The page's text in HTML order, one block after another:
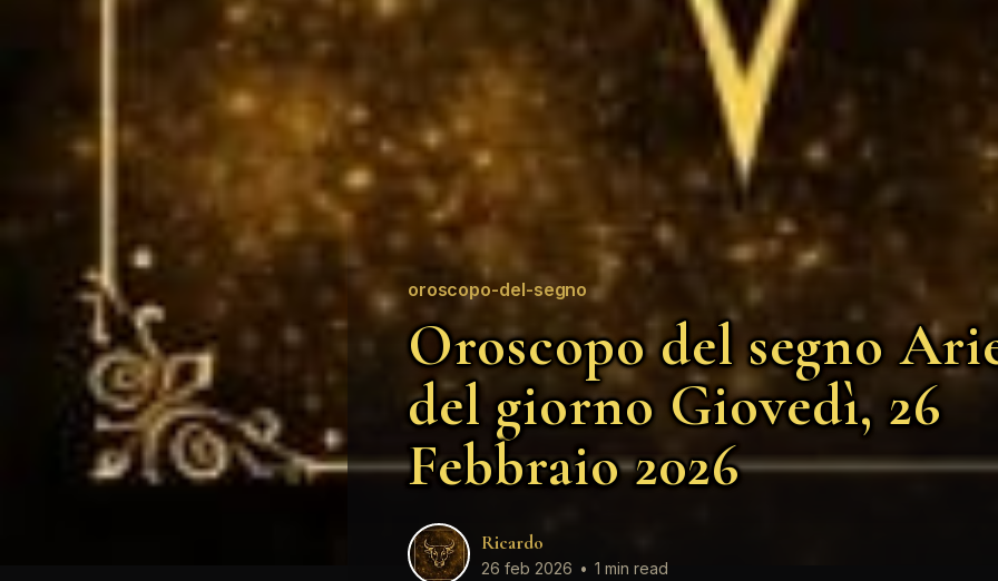
oroscopo-del-segno
Oroscopo del segno
del giorno Giovedì, 26
Febbraio 2026
Ricardo
26 feb 2026 • 1 min read